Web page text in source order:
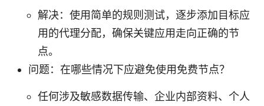
解决：使用简单的规则测试，逐步添加目标应
用的代理分配，确保关键应用走向正确的节
点。
问题：在哪些情况下应避免使用免费节点？
任何涉及敏感数据传输、企业内部资料、个人